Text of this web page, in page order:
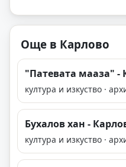
Още в Карлово
"Патевата мааза" -
култура и изкуство ·
Бухалов хан -
култура и изкуство ·